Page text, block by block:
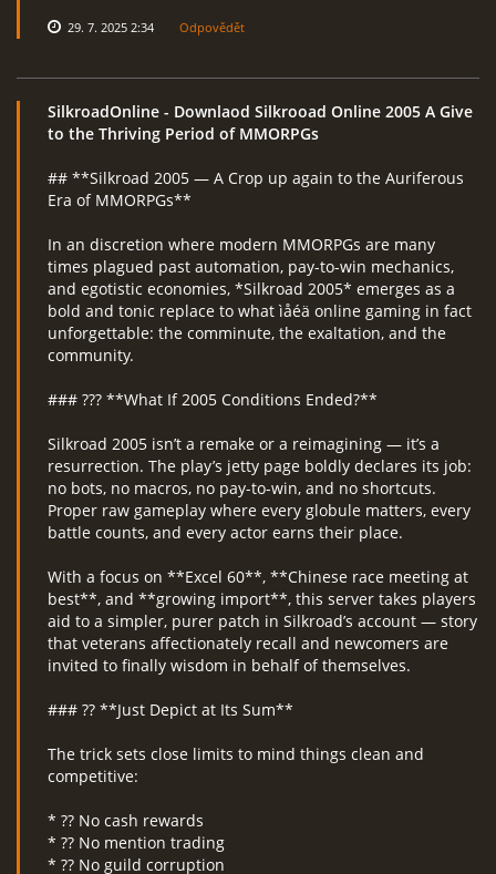
29. 7. 2025 2:34 Odpovědět
SilkroadOnline - Downlaod Silkrooad Online 2005 A Give
to the Thriving Period of MMORPGs
## **Silkroad 2005 — A Crop up again to the Auriferous
Era of MMORPGs**
In an discretion where modern MMORPGs are many
times plagued past automation, pay-to-win mechanics,
and egotistic economies, *Silkroad 2005* emerges as a
bold and tonic replace to what ìåéä online gaming in fact
unforgettable: the comminute, the exaltation, and the
community.
### ??? **What If 2005 Conditions Ended?**
Silkroad 2005 isn’t a remake or a reimagining — it’s a
resurrection. The play’s jetty page boldly declares its job:
no bots, no macros, no pay-to-win, and no shortcuts.
Proper raw gameplay where every globule matters, every
battle counts, and every actor earns their place.
With a focus on **Excel 60**, **Chinese race meeting at
best**, and **growing import**, this server takes players
aid to a simpler, purer patch in Silkroad’s account — story
that veterans affectionately recall and newcomers are
invited to finally wisdom in behalf of themselves.
### ?? **Just Depict at Its Sum**
The trick sets close limits to mind things clean and
competitive:
* ?? No cash rewards
* ?? No mention trading
* ?? No guild corruption